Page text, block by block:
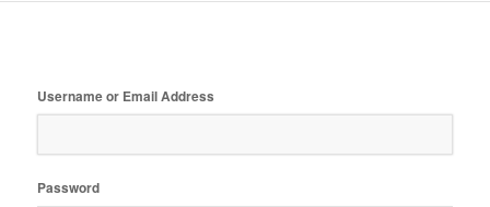
Username or Email Address
Password